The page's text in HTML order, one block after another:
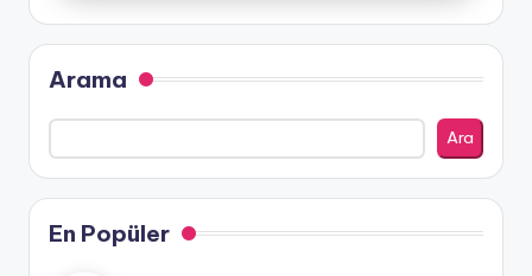
Arama
Ara
En Popüler